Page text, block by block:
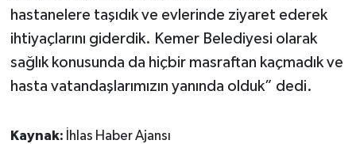
hastanelere taşıdık ve evlerinde ziyaret ederek
ihtiyaçlarını giderdik. Kemer Belediyesi olarak
sağlık konusunda da hiçbir masraftan kaçmadık ve
hasta vatandaşlarımızın yanında olduk” dedi.
Kaynak: İhlas Haber Ajansı